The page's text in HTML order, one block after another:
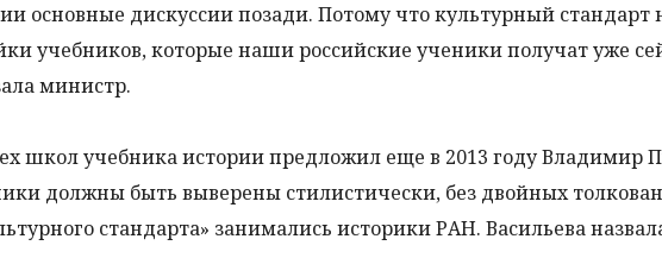
основные дискуссии позади. Потому что культурный стандарт
учебников, которые наши российские ученики получат уже
министр.
школ учебника истории предложил еще в 2013 году Владимир
должны быть выверены стилистически, без двойных
стандарта» занимались историки РАН. Васильева